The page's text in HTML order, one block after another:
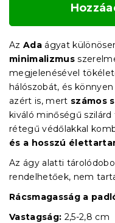
Az Ada ágyat
minimalizmus
megjelenésével
hálószobát, és
azért is, mert számos
kiváló minőségű szilárd
rétegű védőlakkal
és a hosszú
Az ágy alatti
rendelhetőek, nem
Rácsmagasság a
Vastagság: 2,5-2,8 cm